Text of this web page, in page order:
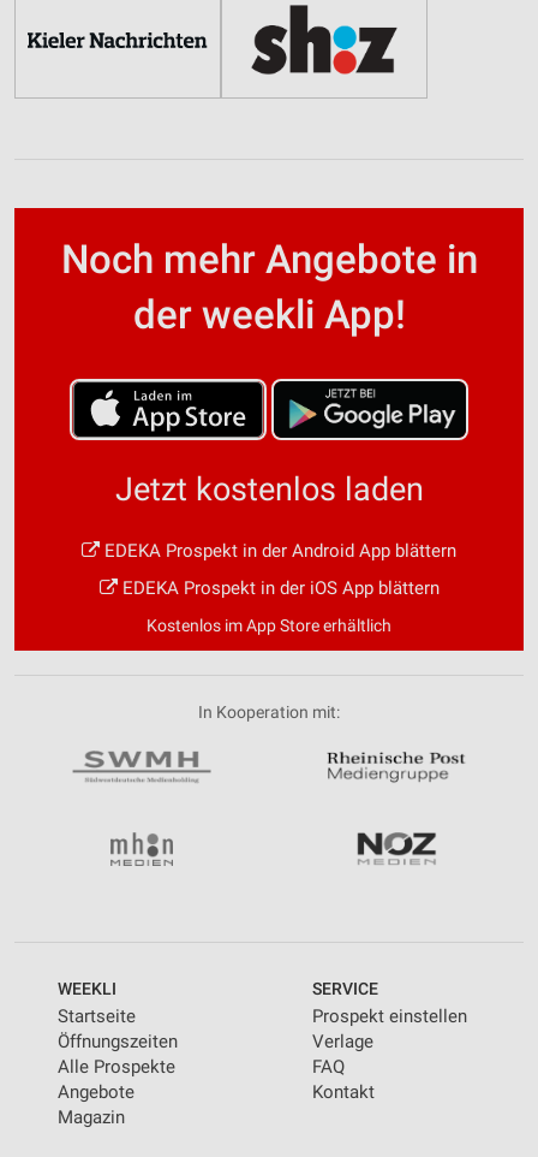
Noch mehr Angebote in
der weekli App!
Jetzt kostenlos laden
EDEKA Prospekt in der Android App blättern
EDEKA Prospekt in der iOS App blättern
Kostenlos im App Store erhältlich
In Kooperation mit:
WEEKLI
Startseite
Öffnungszeiten
Alle Prospekte
Angebote
Magazin
SERVICE
Prospekt einstellen
Verlage
FAQ
Kontakt